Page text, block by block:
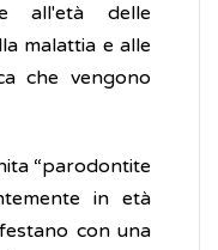
all'età delle
malattia e alle
che vengono
“parodontite
in età
con una